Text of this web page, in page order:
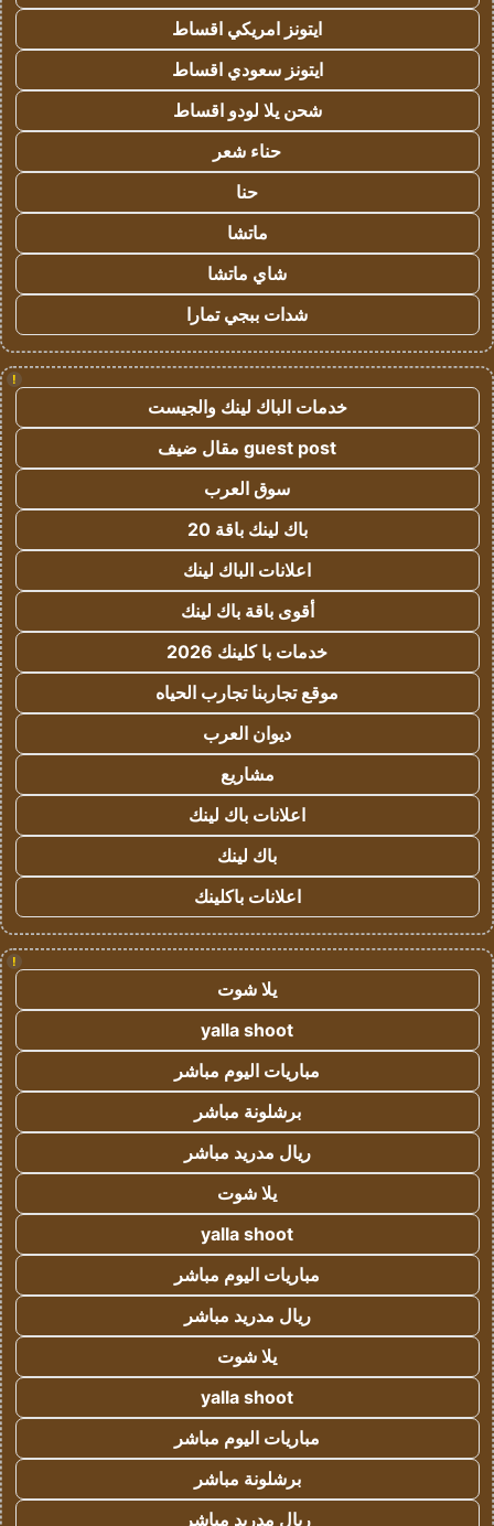
ايتونز امريكي اقساط
ايتونز سعودي اقساط
شحن يلا لودو اقساط
حناء شعر
حنا
ماتشا
شاي ماتشا
شدات ببجي تمارا
!
خدمات الباك لينك والجيست
guest post مقال ضيف
سوق العرب
باك لينك باقة 20
اعلانات الباك لينك
أقوى باقة باك لينك
خدمات با كلينك 2026
موقع تجاربنا تجارب الحياه
ديوان العرب
مشاريع
اعلانات باك لينك
باك لينك
اعلانات باكلينك
!
يلا شوت
yalla shoot
مباريات اليوم مباشر
برشلونة مباشر
ريال مدريد مباشر
يلا شوت
yalla shoot
مباريات اليوم مباشر
ريال مدريد مباشر
يلا شوت
yalla shoot
مباريات اليوم مباشر
برشلونة مباشر
ريال مدريد مباشر